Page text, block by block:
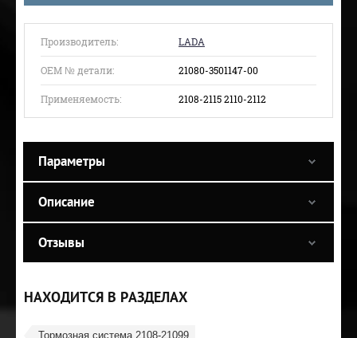
Производитель: LADA
ОЕМ № детали: 21080-3501147-00
Применяемость: 2108-2115 2110-2112
Параметры
Описание
Отзывы
НАХОДИТСЯ В РАЗДЕЛАХ
Тормозная система 2108-21099